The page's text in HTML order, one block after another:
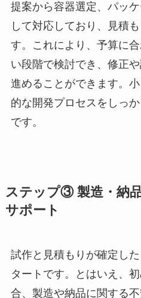
提案から容器選定、パッ
して対応しており、見積
す。これにより、予算に
い段階で検討でき、修正
進めることができます。
的な開発プロセスをしっ
です。
ステップ③ 製造・納
サポート
試作と見積もりが確定し
タートです。とはいえ、
合、製造や納品に関する